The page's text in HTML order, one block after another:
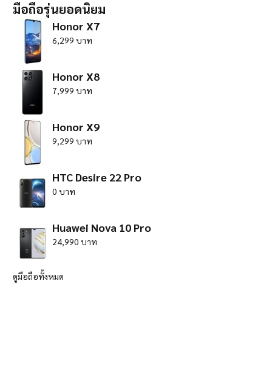
มือถือรุ่นยอดนิยม
Honor X7
6,299 บาท
Honor X8
7,999 บาท
Honor X9
9,299 บาท
HTC Desire 22 Pro
0 บาท
Huawei Nova 10 Pro
24,990 บาท
ดูมือถือทั้งหมด